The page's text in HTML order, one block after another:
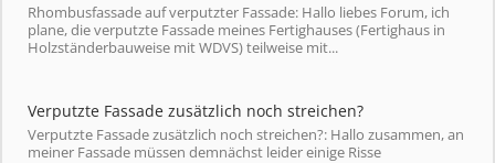
Rhombusfassade auf verputzter Fassade: Hallo liebes Forum, ich
plane, die verputzte Fassade meines Fertighauses (Fertighaus in
Holzständerbauweise mit WDVS) teilweise mit...
Verputzte Fassade zusätzlich noch streichen?
Verputzte Fassade zusätzlich noch streichen?: Hallo zusammen, an
meiner Fassade müssen demnächst leider einige Risse